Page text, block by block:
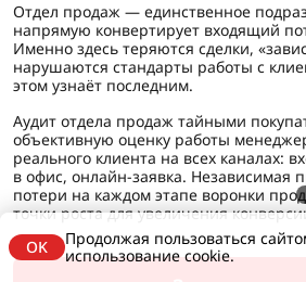
Отдел продаж — единственное
напрямую конвертирует входящий
Именно здесь теряются сделки,
нарушаются стандарты работы с
этом узнаёт последним.
Аудит отдела продаж тайными
объективную оценку работы
реального клиента на всех каналах:
в офис, онлайн-заявка. Независимая
потери на каждом этапе воронки
точки роста для увеличения
OK
Продолжая пользоваться
использование cookie.